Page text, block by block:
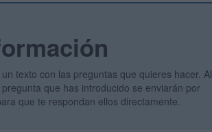
texto con las preguntas que quieres hacer. Al
que has introducido se enviarán por
que te respondan ellos directamente.